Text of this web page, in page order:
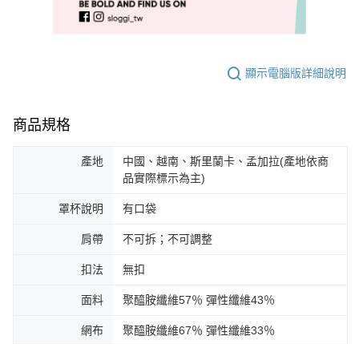
顯示電腦版詳細說明
商品規格
產地
中國、越南、斯里蘭卡、孟加拉(產地依商
品實際標示為主)
罩杯說明 有口袋
肩帶 不可拆；不可調整
扣法 無扣
面料 聚醯胺纖維57％ 彈性纖維43％
網布 聚醯胺纖維67％ 彈性纖維33％